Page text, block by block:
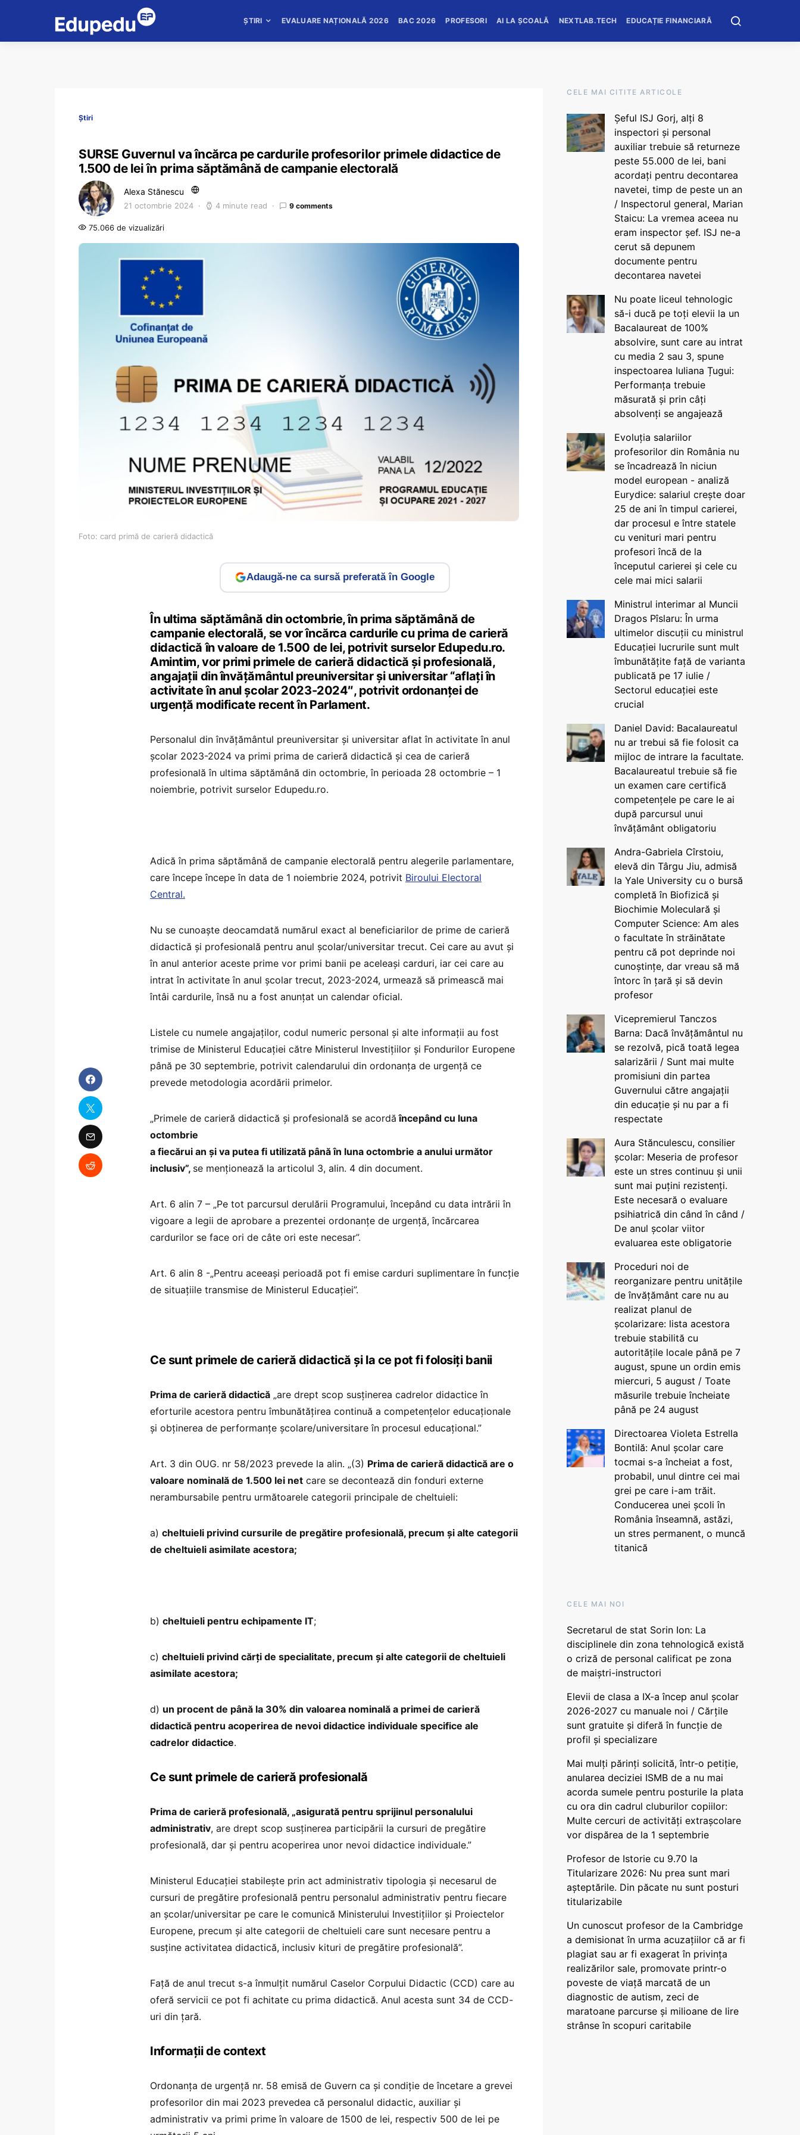
ȘTIRI EVALUARE NAȚIONALĂ 2026 BAC 2026 PROFESORI AI LA ȘCOALĂ NEXTLAB.TECH EDUCAȚIE FINANCIARĂ
Știri
SURSE Guvernul va încărca pe cardurile profesorilor primele didactice de
1.500 de lei în prima săptămână de campanie electorală
Alexa Stănescu
21 octombrie 2024 4 minute read 9 comments
75.066 de vizualizări
Foto: card primă de carieră didactică
Adaugă-ne ca sursă preferată în Google
În ultima săptămână din octombrie, în prima săptămână de
campanie electorală, se vor încărca cardurile cu prima de carieră
didactică în valoare de 1.500 de lei, potrivit surselor Edupedu.ro.
Amintim, vor primi primele de carieră didactică și profesională,
angajații din învățământul preuniversitar și universitar “aflați în
activitate în anul școlar 2023-2024″, potrivit ordonanței de
urgență modificate recent în Parlament.
Personalul din învățământul preuniversitar și universitar aflat în activitate în anul
școlar 2023-2024 va primi prima de carieră didactică și cea de carieră
profesională în ultima săptămână din octombrie, în perioada 28 octombrie – 1
noiembrie, potrivit surselor Edupedu.ro.
Adică în prima săptămână de campanie electorală pentru alegerile parlamentare,
care începe începe în data de 1 noiembrie 2024, potrivit Biroului Electoral
Central.
Nu se cunoaște deocamdată numărul exact al beneficiarilor de prime de carieră
didactică și profesională pentru anul școlar/universitar trecut. Cei care au avut și
în anul anterior aceste prime vor primi banii pe aceleași carduri, iar cei care au
intrat în activitate în anul școlar trecut, 2023-2024, urmează să primească mai
întâi cardurile, însă nu a fost anunțat un calendar oficial.
Listele cu numele angajaților, codul numeric personal și alte informații au fost
trimise de Ministerul Educației către Ministerul Investițiilor și Fondurilor Europene
până pe 30 septembrie, potrivit calendarului din ordonanța de urgență ce
prevede metodologia acordării primelor.
„Primele de carieră didactică și profesională se acordă începând cu luna
octombrie
a fiecărui an şi va putea fi utilizată până în luna octombrie a anului următor
inclusiv”, se menționează la articolul 3, alin. 4 din document.
Art. 6 alin 7 – „Pe tot parcursul derulării Programului, începând cu data intrării în
vigoare a legii de aprobare a prezentei ordonanţe de urgenţă, încărcarea
cardurilor se face ori de câte ori este necesar”.
Art. 6 alin 8 -„Pentru aceeași perioadă pot fi emise carduri suplimentare în funcție
de situațiile transmise de Ministerul Educației”.
Ce sunt primele de carieră didactică și la ce pot fi folosiți banii
Prima de carieră didactică „are drept scop susținerea cadrelor didactice în
eforturile acestora pentru îmbunătățirea continuă a competențelor educaționale
și obținerea de performanțe școlare/universitare în procesul educațional.”
Art. 3 din OUG. nr 58/2023 prevede la alin. „(3) Prima de carieră didactică are o
valoare nominală de 1.500 lei net care se decontează din fonduri externe
nerambursabile pentru următoarele categorii principale de cheltuieli:
a) cheltuieli privind cursurile de pregătire profesională, precum și alte categorii
de cheltuieli asimilate acestora;
b) cheltuieli pentru echipamente IT;
c) cheltuieli privind cărți de specialitate, precum și alte categorii de cheltuieli
asimilate acestora;
d) un procent de până la 30% din valoarea nominală a primei de carieră
didactică pentru acoperirea de nevoi didactice individuale specifice ale
cadrelor didactice.
Ce sunt primele de carieră profesională
Prima de carieră profesională, „asigurată pentru sprijinul personalului
administrativ, are drept scop susținerea participării la cursuri de pregătire
profesională, dar și pentru acoperirea unor nevoi didactice individuale.”
Ministerul Educației stabilește prin act administrativ tipologia și necesarul de
cursuri de pregătire profesională pentru personalul administrativ pentru fiecare
an școlar/universitar pe care le comunică Ministerului Investițiilor și Proiectelor
Europene, precum și alte categorii de cheltuieli care sunt necesare pentru a
susține activitatea didactică, inclusiv kituri de pregătire profesională”.
Față de anul trecut s-a înmulțit numărul Caselor Corpului Didactic (CCD) care au
oferă servicii ce pot fi achitate cu prima didactică. Anul acesta sunt 34 de CCD-
uri din țară.
Informații de context
Ordonanța de urgență nr. 58 emisă de Guvern ca și condiție de încetare a grevei
profesorilor din mai 2023 prevedea că personalul didactic, auxiliar și
administrativ va primi prime în valoare de 1500 de lei, respectiv 500 de lei pe
CELE MAI CITITE ARTICOLE
Șeful ISJ Gorj, alți 8
inspectori și personal
auxiliar trebuie să returneze
peste 55.000 de lei, bani
acordați pentru decontarea
navetei, timp de peste un an
/ Inspectorul general, Marian
Staicu: La vremea aceea nu
eram inspector șef. ISJ ne-a
cerut să depunem
documente pentru
decontarea navetei
Nu poate liceul tehnologic
să-i ducă pe toți elevii la un
Bacalaureat de 100%
absolvire, sunt care au intrat
cu media 2 sau 3, spune
inspectoarea Iuliana Țugui:
Performanța trebuie
măsurată și prin câți
absolvenți se angajează
Evoluția salariilor
profesorilor din România nu
se încadrează în niciun
model european - analiză
Eurydice: salariul crește doar
25 de ani în timpul carierei,
dar procesul e între statele
cu venituri mari pentru
profesori încă de la
începutul carierei și cele cu
cele mai mici salarii
Ministrul interimar al Muncii
Dragos Pîslaru: În urma
ultimelor discuții cu ministrul
Educației lucrurile sunt mult
îmbunătățite față de varianta
publicată pe 17 iulie /
Sectorul educației este
crucial
Daniel David: Bacalaureatul
nu ar trebui să fie folosit ca
mijloc de intrare la facultate.
Bacalaureatul trebuie să fie
un examen care certifică
competențele pe care le ai
după parcursul unui
învățământ obligatoriu
Andra-Gabriela Cîrstoiu,
elevă din Târgu Jiu, admisă
la Yale University cu o bursă
completă în Biofizică și
Biochimie Moleculară și
Computer Science: Am ales
o facultate în străinătate
pentru că pot deprinde noi
cunoștințe, dar vreau să mă
întorc în țară și să devin
profesor
Vicepremierul Tanczos
Barna: Dacă învățământul nu
se rezolvă, pică toată legea
salarizării / Sunt mai multe
promisiuni din partea
Guvernului către angajații
din educație și nu par a fi
respectate
Aura Stănculescu, consilier
școlar: Meseria de profesor
este un stres continuu și unii
sunt mai puțini rezistenți.
Este necesară o evaluare
psihiatrică din când în când /
De anul școlar viitor
evaluarea este obligatorie
Proceduri noi de
reorganizare pentru unitățile
de învățământ care nu au
realizat planul de
școlarizare: lista acestora
trebuie stabilită cu
autoritățile locale până pe 7
august, spune un ordin emis
miercuri, 5 august / Toate
măsurile trebuie încheiate
până pe 24 august
Directoarea Violeta Estrella
Bontilă: Anul școlar care
tocmai s-a încheiat a fost,
probabil, unul dintre cei mai
grei pe care i-am trăit.
Conducerea unei școli în
România înseamnă, astăzi,
un stres permanent, o muncă
titanică
CELE MAI NOI
Secretarul de stat Sorin Ion: La
disciplinele din zona tehnologică există
o criză de personal calificat pe zona
de maiștri-instructori
Elevii de clasa a IX-a încep anul școlar
2026-2027 cu manuale noi / Cărțile
sunt gratuite și diferă în funcție de
profil și specializare
Mai mulți părinți solicită, într-o petiție,
anularea deciziei ISMB de a nu mai
acorda sumele pentru posturile la plata
cu ora din cadrul cluburilor copiilor:
Multe cercuri de activități extrașcolare
vor dispărea de la 1 septembrie
Profesor de Istorie cu 9.70 la
Titularizare 2026: Nu prea sunt mari
așteptările. Din păcate nu sunt posturi
titularizabile
Un cunoscut profesor de la Cambridge
a demisionat în urma acuzațiilor că ar fi
plagiat sau ar fi exagerat în privința
realizărilor sale, promovate printr-o
poveste de viață marcată de un
diagnostic de autism, zeci de
maratoane parcurse și milioane de lire
strânse în scopuri caritabile